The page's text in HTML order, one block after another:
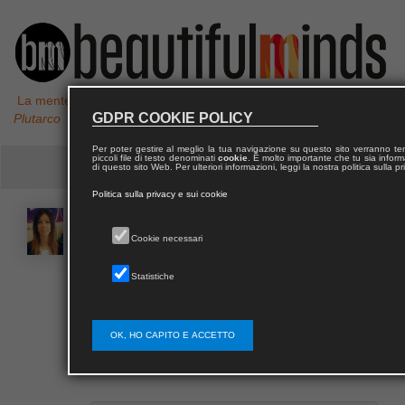
La mente non è un vaso da riempire, ma un fuoco da accendere,
Plutarco
Alessandra
La Professoressa Alessandra Pino è Ricercatrice a
Agricoltura, Alimentazione e Ambiente dell’Università
degli Studi di Catania.
GDPR COOKIE POLICY
Per poter gestire al meglio la tua navigazione su questo sito verranno
piccoli file di testo denominati cookie. È molto importante che tu sia
di questo sito Web. Per ulteriori informazioni, leggi la nostra politica sulla
Politica sulla privacy e sui cookie
Cookie necessari
Statistiche
OK, HO CAPITO E ACCETTO